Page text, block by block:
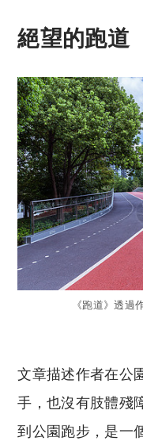
絕望的跑道
《跑道》透過
文章描述作者在公
手，也沒有肢體殘
到公園跑步，是一